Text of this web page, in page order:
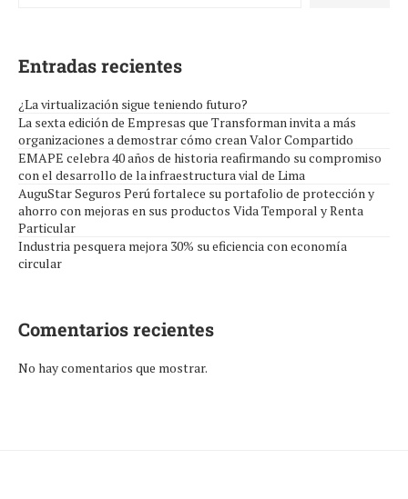
Entradas recientes
¿La virtualización sigue teniendo futuro?
La sexta edición de Empresas que Transforman invita a más
organizaciones a demostrar cómo crean Valor Compartido
EMAPE celebra 40 años de historia reafirmando su compromiso
con el desarrollo de la infraestructura vial de Lima
AuguStar Seguros Perú fortalece su portafolio de protección y
ahorro con mejoras en sus productos Vida Temporal y Renta
Particular
Industria pesquera mejora 30% su eficiencia con economía
circular
Comentarios recientes
No hay comentarios que mostrar.